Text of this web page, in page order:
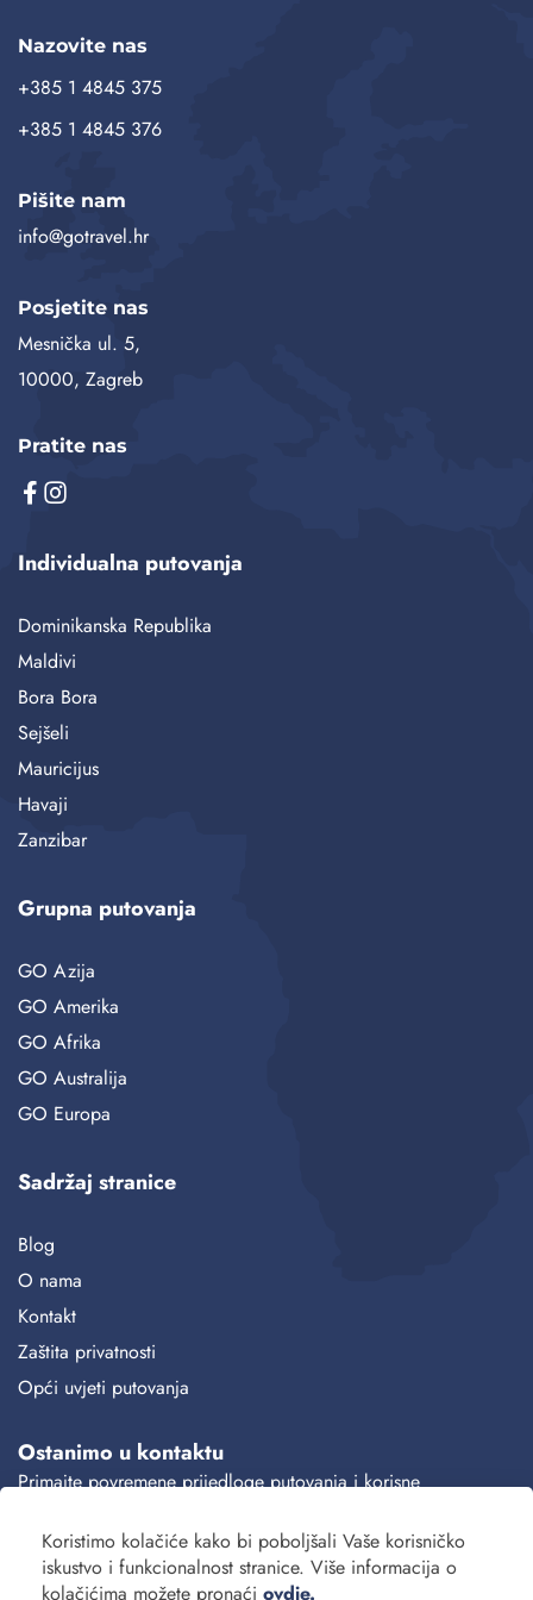
Nazovite nas
+385 1 4845 375
+385 1 4845 376
Pišite nam
info@gotravel.hr
Posjetite nas
Mesnička ul. 5,
10000, Zagreb
Pratite nas
Individualna putovanja
Dominikanska Republika
Maldivi
Bora Bora
Sejšeli
Mauricijus
Havaji
Zanzibar
Grupna putovanja
GO Azija
GO Amerika
GO Afrika
GO Australija
GO Europa
Sadržaj stranice
Blog
O nama
Kontakt
Zaštita privatnosti
Opći uvjeti putovanja
Ostanimo u kontaktu
Primajte povremene prijedloge putovanja i korisne
Prijava
Koristimo kolačiće kako bi poboljšali Vaše korisničko
iskustvo i funkcionalnost stranice. Više informacija o
kolačićima možete pronaći ovdje.